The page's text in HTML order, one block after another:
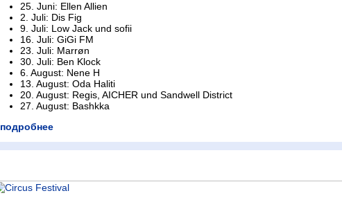
25. Juni: Ellen Allien
2. Juli: Dis Fig
9. Juli: Low Jack und sofii
16. Juli: GiGi FM
23. Juli: Marrøn
30. Juli: Ben Klock
6. August: Nene H
13. August: Oda Haliti
20. August: Regis, AICHER und Sandwell District
27. August: Bashkka
подробнее